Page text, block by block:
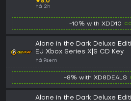
5.0
há 2h
-10% with XDD10
Alone in the Dark Deluxe
EU Xbox Series X|S CD Key
há 9sem
-8% with XD8DEALS
Alone in the Dark Deluxe